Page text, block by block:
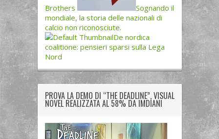
Brothers
Sognando il
mondiale, la storia delle nazionali di
calcio non riconosciute.
De nordica
coalitione: pensieri sparsi sulla Lega
Nord
PROVA LA DEMO DI “THE DEADLINE”, VISUAL
NOVEL REALIZZATA AL 58% DA IMDIANI